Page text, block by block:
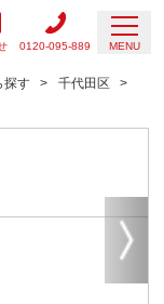
0120-095-889 MENU
探す
千代田区